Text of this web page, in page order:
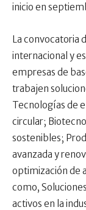
inicio en
La convocatoria
internacional y
empresas de
trabajen
Tecnologías de
circular;
sostenibles;
avanzada y
optimización de
como,
activos en la